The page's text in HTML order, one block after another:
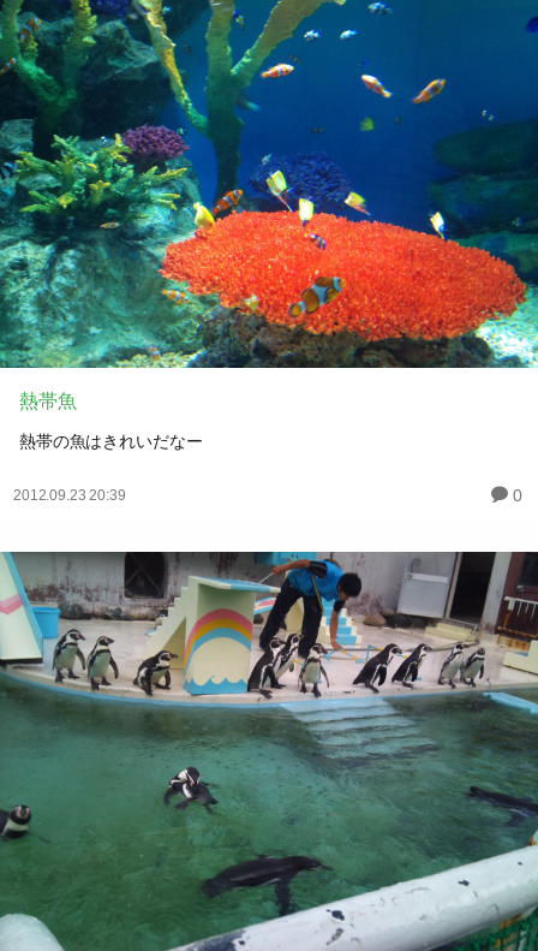
熱帯魚
熱帯の魚はきれいだなー
2012.09.23 20:39 0